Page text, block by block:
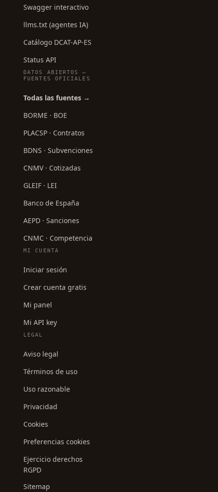
Swagger interactivo
llms.txt (agentes IA)
Catálogo DCAT-AP-ES
Status API
DATOS ABIERTOS —
FUENTES OFICIALES
Todas las fuentes →
BORME · BOE
PLACSP · Contratos
BDNS · Subvenciones
CNMV · Cotizadas
GLEIF · LEI
Banco de España
AEPD · Sanciones
CNMC · Competencia
MI CUENTA
Iniciar sesión
Crear cuenta gratis
Mi panel
Mi API key
LEGAL
Aviso legal
Términos de uso
Uso razonable
Privacidad
Cookies
Preferencias cookies
Ejercicio derechos
RGPD
Sitemap